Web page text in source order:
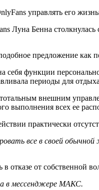
управлять его
Луна Бенна
предложение
себя функции
периоды для
внешним
выполнения всех ее
практически
все в своей
в отказе от собственной
в мессенджере МАКС.